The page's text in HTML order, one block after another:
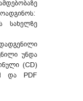
სახელზე
უნდა
(CD)
და PDF